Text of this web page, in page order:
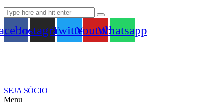
InstagramTwitterYoutubeWhatsapp
SEJA SÓCIO
Menu